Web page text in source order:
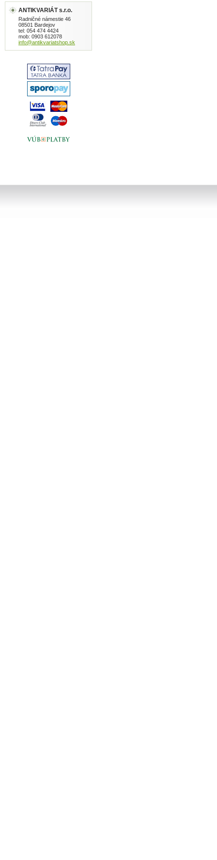
ANTIKVARIÁT s.r.o.
Radničné námestie 46
08501 Bardejov
tel: 054 474 4424
mob: 0903 612078
info@antikvariatshop.sk